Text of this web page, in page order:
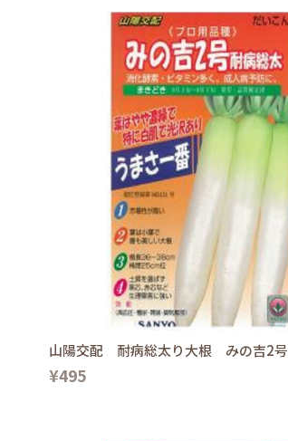
山陽交配 耐病総太り大根 みの吉2号
¥495